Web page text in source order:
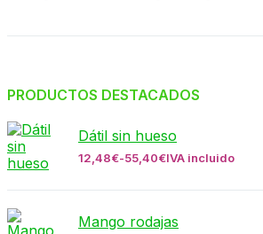
PRODUCTOS DESTACADOS
Dátil sin hueso
12,48€-55,40€IVA incluido
Mango rodajas